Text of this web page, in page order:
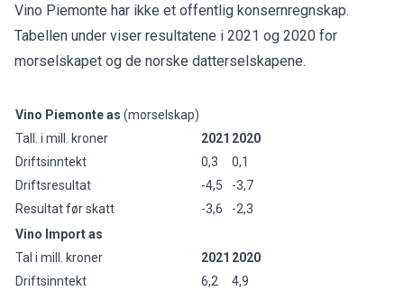
Vino Piemonte har ikke et offentlig konsernregnskap.
Tabellen under viser resultatene i 2021 og 2020 for
morselskapet og de norske datterselskapene.
Vino Piemonte as (morselskap)
Tall. i mill. kroner
2021 2020
Driftsinntekt
0,3
0,1
Driftsresultat
-4,5
-3,7
Resultat før skatt
-3,6
-2,3
Vino Import as
Tal i mill. kroner
2021 2020
Driftsinntekt
6,2
4,9